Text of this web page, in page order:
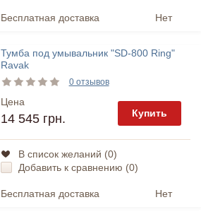
Бесплатная доставка Нет
Тумба под умывальник "SD-800 Ring"
Ravak
0 отзывов
Цена
14 545 грн. Купить
В список желаний (0)
Добавить к сравнению (0)
Бесплатная доставка Нет